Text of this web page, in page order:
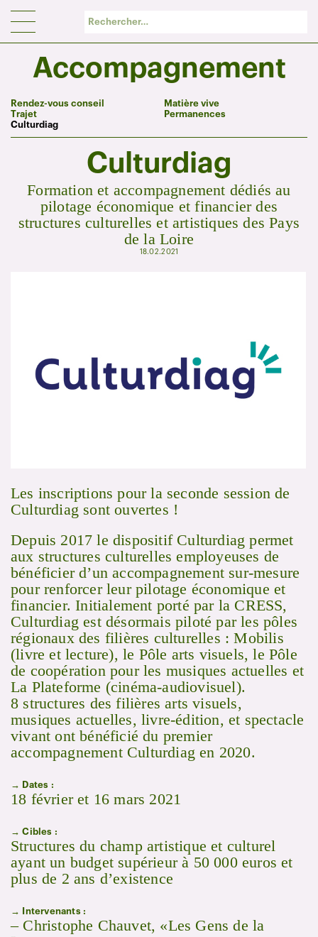
Accompagnement
Rendez-vous conseil
Trajet
Culturdiag
Matière vive
Permanences
Culturdiag
Formation et accompagnement dédiés au
pilotage économique et financier des
structures culturelles et artistiques des Pays
de la Loire
18.02.2021
Les inscriptions pour la seconde session de
Culturdiag sont ouvertes !
Depuis 2017 le dispositif Culturdiag permet
aux structures culturelles employeuses de
bénéficier d’un accompagnement sur-mesure
pour renforcer leur pilotage économique et
financier. Initialement porté par la CRESS,
Culturdiag est désormais piloté par les pôles
régionaux des filières culturelles : Mobilis
(livre et lecture), le Pôle arts visuels, le Pôle
de coopération pour les musiques actuelles et
La Plateforme (cinéma-audiovisuel).
8 structures des filières arts visuels,
musiques actuelles, livre-édition, et spectacle
vivant ont bénéficié du premier
accompagnement Culturdiag en 2020.
→ Dates :
18 février et 16 mars 2021
→ Cibles :
Structures du champ artistique et culturel
ayant un budget supérieur à 50 000 euros et
plus de 2 ans d’existence
→ Intervenants :
– Christophe Chauvet, «Les Gens de la